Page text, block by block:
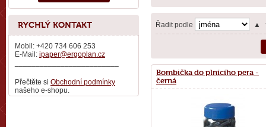
Řadit podle ▲
Bombička do plnícího pera -
černá
RYCHLÝ KONTAKT
Mobil: +420 734 606 253
E-Mail: ipaper@ergoplan.cz
Přečtěte si Obchodní podmínky
našeho e-shopu.